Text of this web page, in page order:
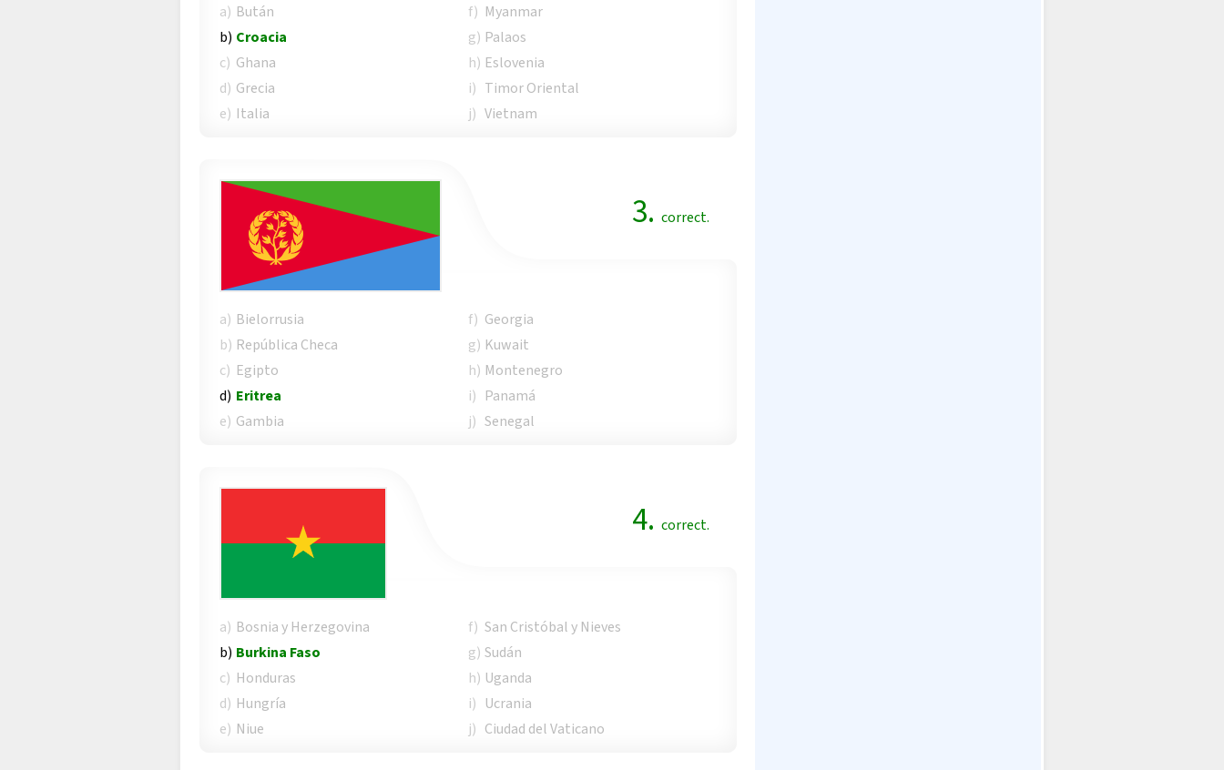
a) Bután
b) Croacia
c) Ghana
d) Grecia
e) Italia
f) Myanmar
g) Palaos
h) Eslovenia
i) Timor Oriental
j) Vietnam
3. correct.
a) Bielorrusia
b) República Checa
c) Egipto
d) Eritrea
e) Gambia
f) Georgia
g) Kuwait
h) Montenegro
i) Panamá
j) Senegal
4. correct.
a) Bosnia y Herzegovina
b) Burkina Faso
c) Honduras
d) Hungría
e) Niue
f) San Cristóbal y Nieves
g) Sudán
h) Uganda
i) Ucrania
j) Ciudad del Vaticano